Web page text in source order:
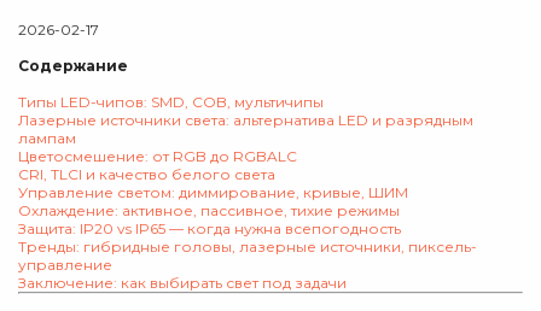
Содержание
Типы LED-чипов: SMD, COB, мультичипы
Лазерные источники света: альтернатива LED и разрядным
лампам
Цветосмешение: от RGB до RGBALC
CRI, TLCI и качество белого света
Управление светом: диммирование, кривые, ШИМ
Охлаждение: активное, пассивное, тихие режимы
Защита: IP20 vs IP65 — когда нужна всепогодность
Тренды: гибридные головы, лазерные источники, пиксель-
управление
Заключение: как выбирать свет под задачи
2026-02-17